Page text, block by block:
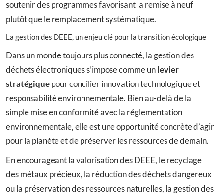
soutenir des programmes favorisant la remise à neuf
plutôt que le remplacement systématique.
La gestion des DEEE, un enjeu clé pour la transition écologique
Dans un monde toujours plus connecté, la gestion des
déchets électroniques s’impose comme unlevier
stratégiquepour concilier innovation technologique et
responsabilité environnementale. Bien au-delà de la
simple mise en conformité avec la réglementation
environnementale, elle est une opportunité concrète d’agir
pour la planète et de préserver les ressources de demain.
En encourageant la valorisation des DEEE, le recyclage
des métaux précieux, la réduction des déchets dangereux
ou la préservation des ressources naturelles, la gestion des